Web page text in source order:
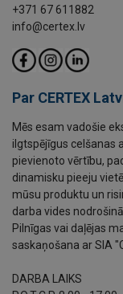
+371 67 611882
info@certex.lv
Par CERTEX
Mēs esam vadošie
ilgtspējīgus celšanas
pievienoto vērtību,
dinamisku pieeju
mūsu produktu un
darba vides
Pilnīgas vai daļējas
saskaņošana ar SIA
DARBA LAIKS